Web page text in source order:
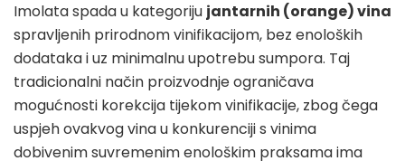
Imolata spada u kategoriju jantarnih (orange) vina
spravljenih prirodnom vinifikacijom, bez enoloških
dodataka i uz minimalnu upotrebu sumpora. Taj
tradicionalni način proizvodnje ograničava
mogućnosti korekcija tijekom vinifikacije, zbog čega
uspjeh ovakvog vina u konkurenciji s vinima
dobivenim suvremenim enološkim praksama ima